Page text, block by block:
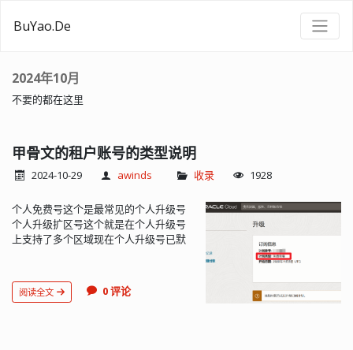
BuYao.De
2024年10月
不要的都在这里
甲骨文的租户账号的类型说明
2024-10-29 awinds 收录 1928
个人免费号这个是最常见的个人升级号
个人升级扩区号这个就是在个人升级号
上支持了多个区域现在个人升级号已默
有权;酒店有权号酒店0权号这种也是比较
常见的,在2023年9月18~21日出现的一大
阅读全文 0 评论